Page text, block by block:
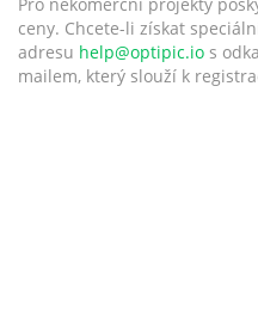
ceny. Chcete-li získat
adresu help@optipic.io s
mailem, který slouží k